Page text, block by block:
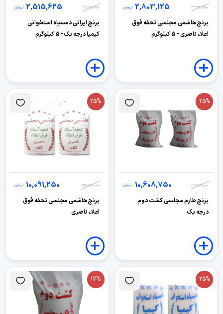
3,363,750
2,803,125 تومان
برنج هاشمی مجلسی تحفه فوق
اعلاء ناصری - 5 کیلوگرم
3,018,750
2,515,625 تومان
برنج ایرانی دمسیاه استخوانی
کیمیا درجه یک - 5 کیلوگرم
25%
14,145,000
10,608,750 تومان
برنج طارم مجلسی کشت دوم
درجه یک
25%
13,455,000
10,091,250 تومان
برنج هاشمی مجلسی تحفه فوق
اعلاء ناصری
25%
17%